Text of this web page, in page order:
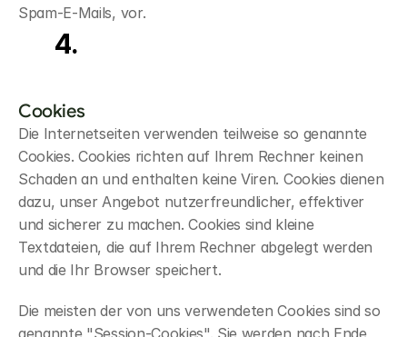
Spam-E-Mails, vor.
Cookies
Die Internetseiten verwenden teilweise so genannte
Cookies. Cookies richten auf Ihrem Rechner keinen
Schaden an und enthalten keine Viren. Cookies dienen
dazu, unser Angebot nutzerfreundlicher, effektiver
und sicherer zu machen. Cookies sind kleine
Textdateien, die auf Ihrem Rechner abgelegt werden
und die Ihr Browser speichert.
Die meisten der von uns verwendeten Cookies sind so
genannte "Session-Cookies". Sie werden nach Ende